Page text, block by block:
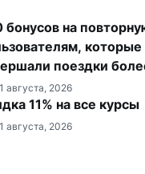
бонусов на
которые
поездки
августа, 2026
11% на все курсы
августа, 2026